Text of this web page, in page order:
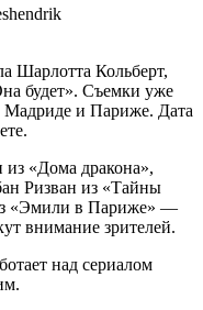
Шарлотта Кольберт,
будет». Съемки уже
Мадриде и Париже. Дата
«Дома дракона»,
Ризван из «Тайны
«Эмили в Париже» —
внимание зрителей.
над сериалом